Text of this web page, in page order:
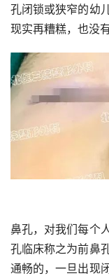
孔闭锁或狭窄的幼
现实再糟糕，也没
鼻孔，对我们每个
孔临床称之为前鼻
通畅的，一旦出现